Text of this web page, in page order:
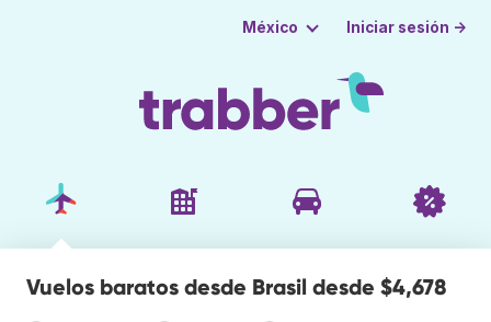
México Iniciar sesión →
Vuelos baratos desde Brasil desde $4,678